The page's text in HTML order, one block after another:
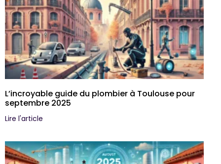
L’incroyable guide du plombier à Toulouse pour
septembre 2025
Lire l'article